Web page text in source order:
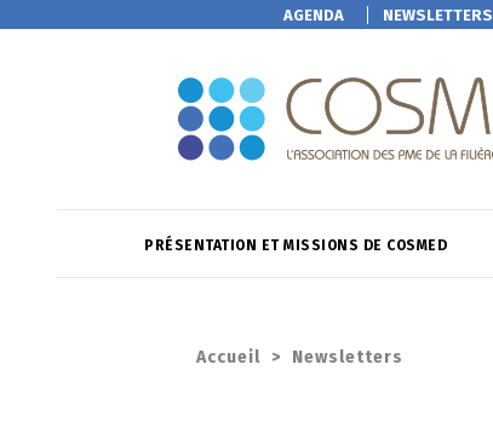
AGENDA NEWSLETTERS
PRÉSENTATION ET MISSIONS DE COSMED
Accueil > Newsletters